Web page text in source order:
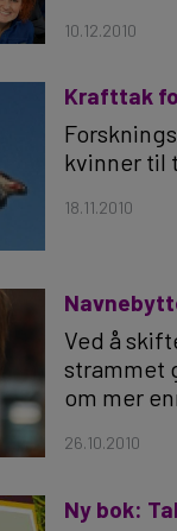
10.12.2010
Krafttak
kvinner til
18.11.2010
Ved å
strammet
om mer
26.10.2010
Ny bok: